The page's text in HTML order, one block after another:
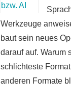
Werkzeuge
baut sein neues
darauf auf. Warum
schlichteste
anderen Formate